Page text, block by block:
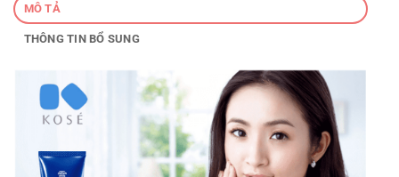
MÔ TẢ
THÔNG TIN BỔ SUNG